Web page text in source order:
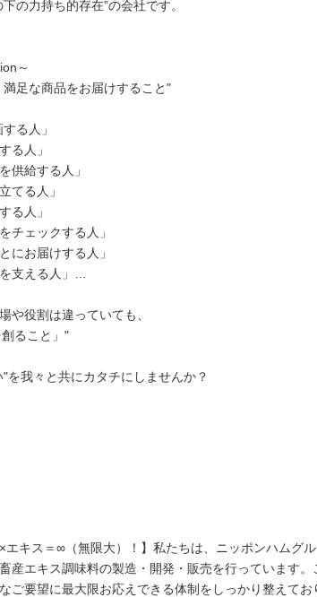
の力持ち的存在”の会社です。
～
足な商品をお届けすること"
る人」
る人」
供給する人」
てる人」
る人」
チェックする人」
にお届けする人」
支える人」…
や役割は違っていても、
ること」"
を我々と共にカタチにしませんか？
エキス＝∞（無限大）！】私たちは、ニッポンハムグ
産エキス調味料の製造・開発・販売を行っています
ご要望に最大限お応えできる体制をしっかり整えて